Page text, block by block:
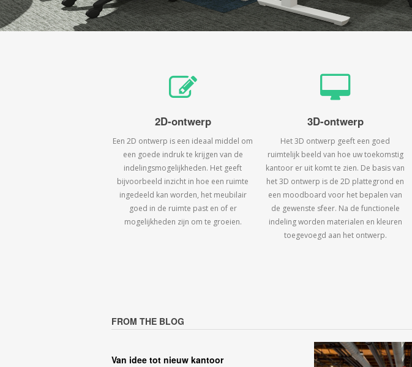
2D-ontwerp
Een 2D ontwerp is een ideaal middel om
een goede indruk te krijgen van de
indelingsmogelijkheden. Het geeft
bijvoorbeeld inzicht in hoe een ruimte
ingedeeld kan worden, het meubilair
goed in de ruimte past en of er
mogelijkheden zijn om te groeien.
3D-ontwerp
Het 3D ontwerp geeft een goed
ruimtelijk beeld van hoe uw toekomstig
kantoor er uit komt te zien. De basis van
het 3D ontwerp is de 2D plattegrond en
een moodboard voor het bepalen van
de gewenste sfeer. Na de functionele
indeling worden materialen en kleuren
toegevoegd aan het ontwerp.
FROM THE BLOG
Van idee tot nieuw kantoor